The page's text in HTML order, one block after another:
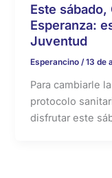
Este
Esperanza:
Juventud
Esperancino /13 de
Para cambiarle
protocolo
disfrutar este